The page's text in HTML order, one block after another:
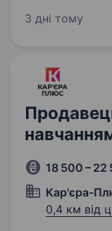
разом!
3 дні тому
18 500 – 22
Кар'єра-
0,4 км від